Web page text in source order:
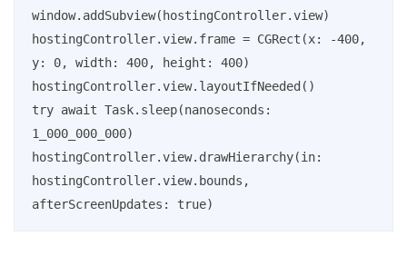
window.addSubview(hostingController.view)
hostingController.view.frame = CGRect(x: -400,
y: 0, width: 400, height: 400)
hostingController.view.layoutIfNeeded()
try await Task.sleep(nanoseconds:
1_000_000_000)
hostingController.view.drawHierarchy(in:
hostingController.view.bounds,
afterScreenUpdates: true)